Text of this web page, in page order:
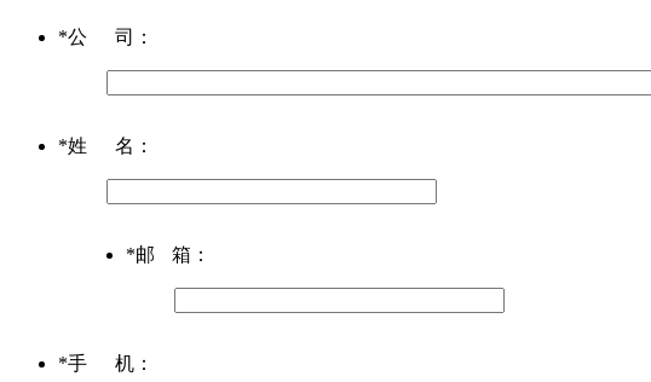
*公司 ：
*姓名 ：
*邮箱 ：
*手机 ：